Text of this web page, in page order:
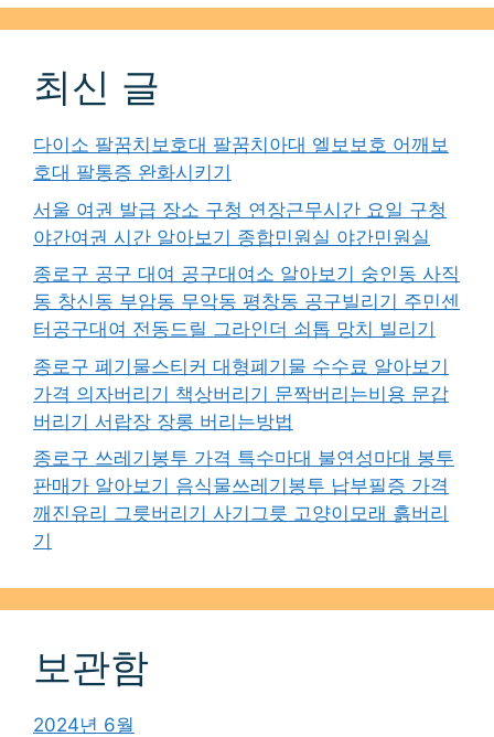
최신 글
다이소 팔꿈치보호대 팔꿈치아대 엘보보호 어깨보
호대 팔통증 완화시키기
서울 여권 발급 장소 구청 연장근무시간 요일 구청
야간여권 시간 알아보기 종합민원실 야간민원실
종로구 공구 대여 공구대여소 알아보기 숭인동 사직
동 창신동 부암동 무악동 평창동 공구빌리기 주민센
터공구대여 전동드릴 그라인더 쇠톱 망치 빌리기
종로구 폐기물스티커 대형폐기물 수수료 알아보기
가격 의자버리기 책상버리기 문짝버리는비용 문갑
버리기 서랍장 장롱 버리는방법
종로구 쓰레기봉투 가격 특수마대 불연성마대 봉투
판매가 알아보기 음식물쓰레기봉투 납부필증 가격
깨진유리 그릇버리기 사기그릇 고양이모래 흙버리
기
보관함
2024년 6월